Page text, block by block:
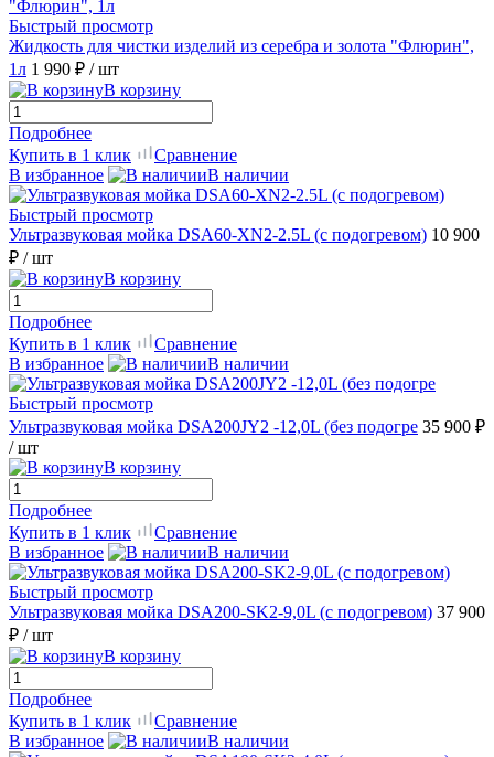
Быстрый просмотр
Жидкость для чистки изделий из серебра и золота "Флюрин",
1л 1 990 ₽ / шт
В корзину
Подробнее
Купить в 1 клик
Сравнение
В избранное
В наличии
Быстрый просмотр
Ультразвуковая мойка DSA60-XN2-2.5L (с подогревом) 10 900
₽ / шт
В корзину
Подробнее
Купить в 1 клик
Сравнение
В избранное
В наличии
Быстрый просмотр
Ультразвуковая мойка DSA200JY2 -12,0L (без подогре 35 900 ₽
/ шт
В корзину
Подробнее
Купить в 1 клик
Сравнение
В избранное
В наличии
Быстрый просмотр
Ультразвуковая мойка DSA200-SK2-9,0L (с подогревом) 37 900
₽ / шт
В корзину
Подробнее
Купить в 1 клик
Сравнение
В избранное
В наличии